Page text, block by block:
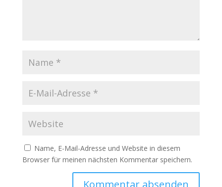
Name, E-Mail-Adresse und Website in diesem
Browser für meinen nächsten Kommentar speichern.